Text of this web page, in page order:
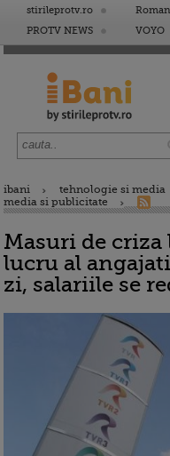
stirileprotv.ro
PROTV NEWS
VOYO
ibani
tehnologie si media
media si publicitate
Masuri de criza
lucru al
zi, salariile se